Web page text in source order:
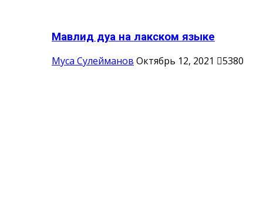
Мавлид дуа на лакском языке
Муса Сулейманов Октябрь 12, 2021 5380